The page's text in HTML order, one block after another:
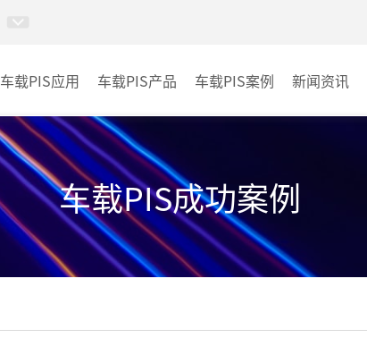
车载PIS应用 车载PIS产品
PIS系统
车载PIS案例
地铁
其它
新闻资讯
车载PIS成功案例